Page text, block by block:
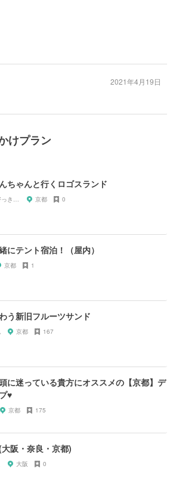
2021年4月19日
けプラン
ちゃんと行くロゴスランド
関西が好っきゃねん 京都 0
にテント宿泊！（屋内）
京都 1
う新旧フルーツサンド
京都 167
に迷っている貴方にオススメの【京都】デ
♥︎
京都 175
阪・奈良・京都)
大阪 0